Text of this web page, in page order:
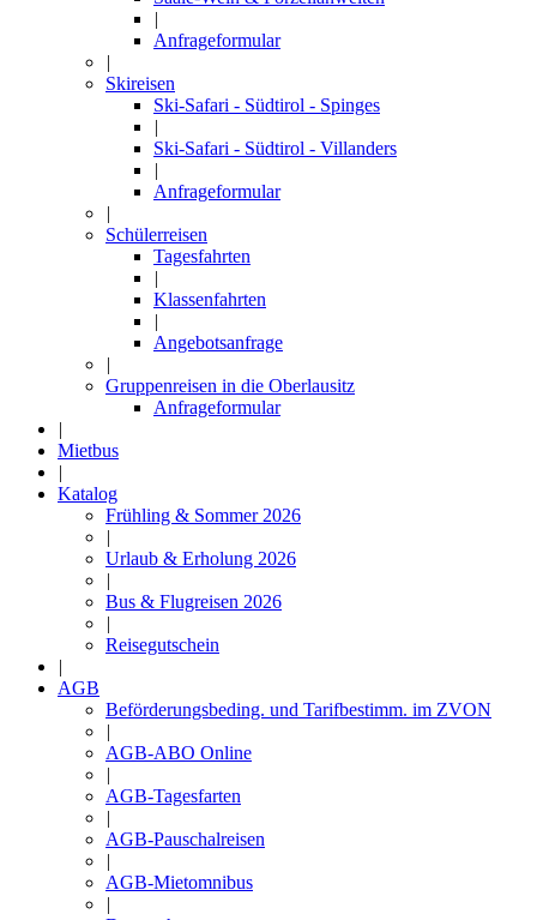
|
Anfrageformular
|
Skireisen
Ski-Safari - Südtirol - Spinges
|
Ski-Safari - Südtirol - Villanders
|
Anfrageformular
|
Schülerreisen
Tagesfahrten
|
Klassenfahrten
|
Angebotsanfrage
|
Gruppenreisen in die Oberlausitz
Anfrageformular
|
Mietbus
|
Katalog
Frühling & Sommer 2026
|
Urlaub & Erholung 2026
|
Bus & Flugreisen 2026
|
Reisegutschein
|
AGB
Beförderungsbeding. und Tarifbestimm. im ZVON
|
AGB-ABO Online
|
AGB-Tagesfarten
|
AGB-Pauschalreisen
|
AGB-Mietomnibus
|